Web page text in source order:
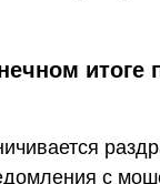
итоге
с